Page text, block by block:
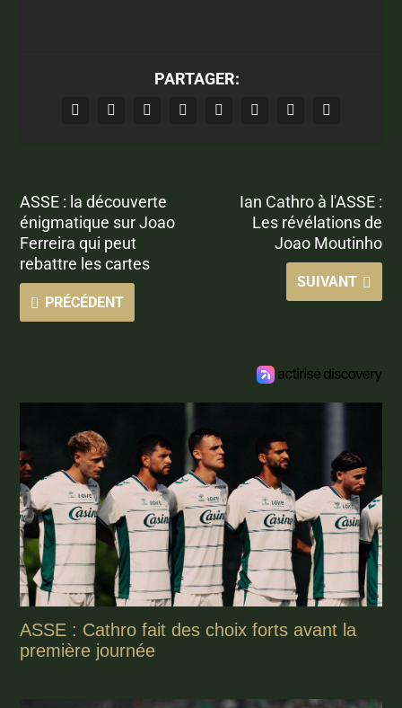
PARTAGER:
ASSE : la découverte
énigmatique sur Joao
Ferreira qui peut
rebattre les cartes
PRÉCÉDENT
Ian Cathro à l'ASSE :
Les révélations de
Joao Moutinho
SUIVANT
ASSE : Cathro fait des choix forts avant la
première journée